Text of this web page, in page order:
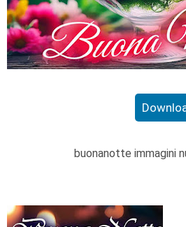
buonanotte immagini